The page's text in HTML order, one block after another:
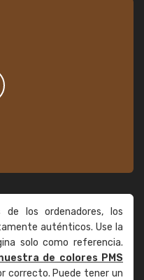
los ordenadores, los
auténticos. Use la
solo como referencia.
de colores PMS
correcto. Puede tener un